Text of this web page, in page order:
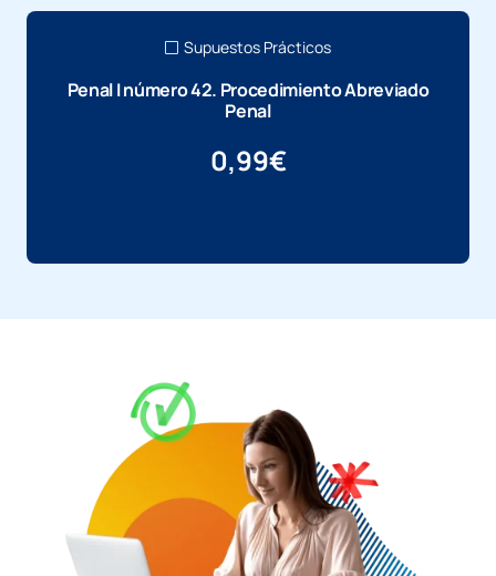
Supuestos Prácticos
Penal I número 42. Procedimiento Abreviado
Penal
0,99€